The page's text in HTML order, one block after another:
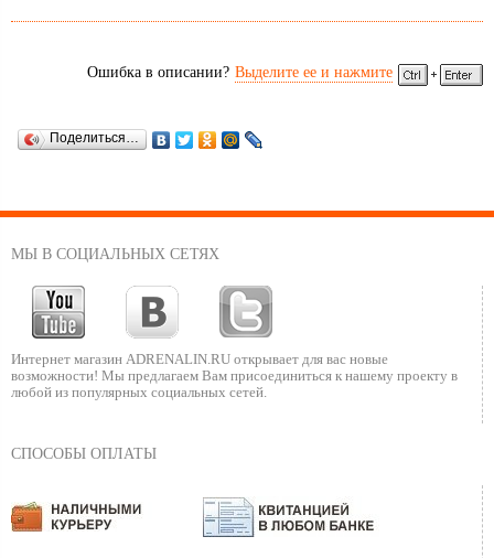
Ошибка в описании? Выделите ее и нажмите
Поделиться…
МЫ В СОЦИАЛЬНЫХ СЕТЯХ
Интернет магазин ADRENALIN.RU открывает для вас новые
возможности! Мы предлагаем Вам присоединиться к нашему проекту в
любой из популярных социальных сетей.
СПОСОБЫ ОПЛАТЫ